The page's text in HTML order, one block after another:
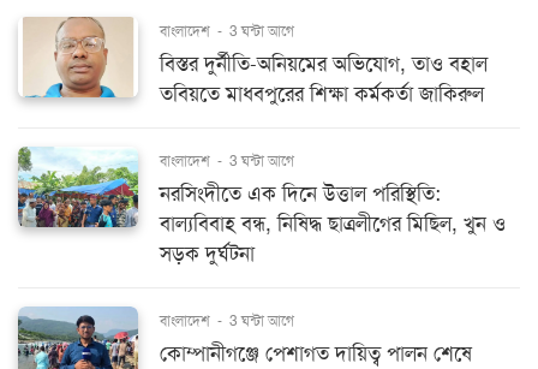
বাংলাদেশ - 3 ঘন্টা আগে
বিস্তর দুর্নীতি-অনিয়মের অভিযোগ, তাও বহাল
তবিয়তে মাধবপুরের শিক্ষা কর্মকর্তা জাকিরুল
বাংলাদেশ - 3 ঘন্টা আগে
নরসিংদীতে এক দিনে উত্তাল পরিস্থিতি:
বাল্যবিবাহ বন্ধ, নিষিদ্ধ ছাত্রলীগের মিছিল, খুন ও
সড়ক দুর্ঘটনা
বাংলাদেশ - 3 ঘন্টা আগে
কোম্পানীগঞ্জে পেশাগত দায়িত্ব পালন শেষে